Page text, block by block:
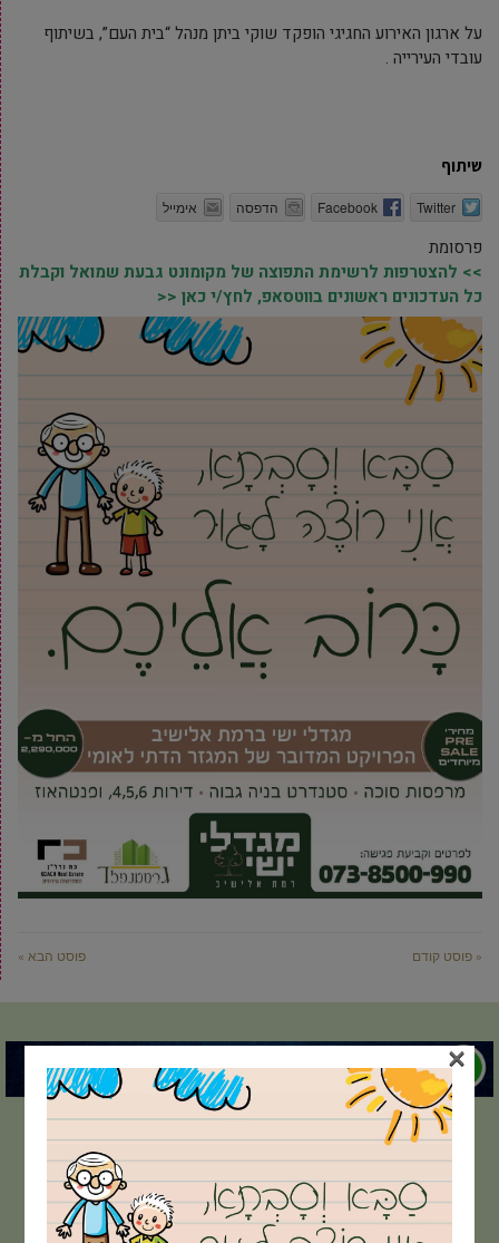
על ארגון האירוע החגיגי הופקד שוקי ביתן מנהל “בית העם”, בשיתוף
עובדי העירייה .
שיתוף
Twitter
Facebook הדפסה אימייל
פרסומת
>> להצטרפות לרשימת התפוצה של מקומונט גבעת שמואל וקבלת
כל העדכונים ראשונים בווטסאפ, לחץ/י כאן <<
« פוסט קודם פוסט הבא »
×